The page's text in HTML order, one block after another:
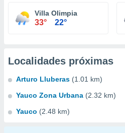
Villa Olimpia
33° 22°
Localidades próximas
Arturo Lluberas (1.01 km)
Yauco Zona Urbana (2.32 km)
Yauco (2.48 km)